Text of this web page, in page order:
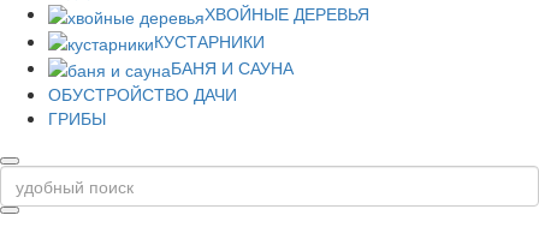
ХВОЙНЫЕ ДЕРЕВЬЯ
КУСТАРНИКИ
БАНЯ И САУНА
ОБУСТРОЙСТВО ДАЧИ
ГРИБЫ